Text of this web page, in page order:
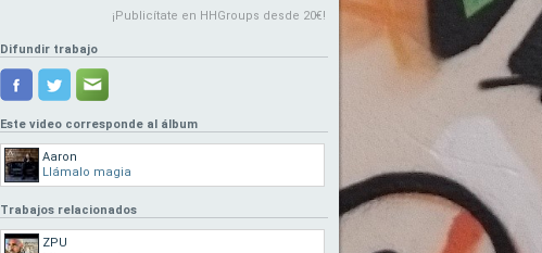
¡Publicítate en HHGroups desde 20€!
Difundir trabajo
Este video corresponde al álbum
Aaron
Llámalo magia
Trabajos relacionados
ZPU